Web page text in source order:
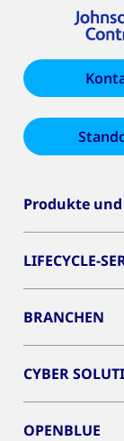
Produkte
LIFECYCLE-
BRANCHEN
CYBER
OPENBLUE